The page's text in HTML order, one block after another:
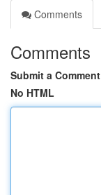
Comments
Comments
Submit a Comment
No HTML